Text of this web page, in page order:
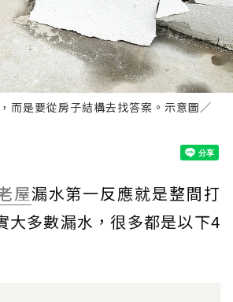
而是要從房子結構去找答案。示意圖／
屋漏水第一反應就是整間打
大多數漏水，很多都是以下4